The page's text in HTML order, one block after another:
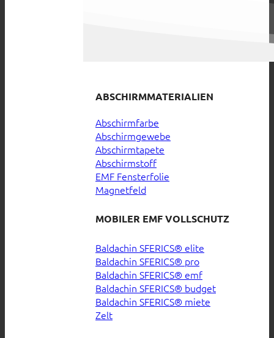
ABSCHIRMMATERIALIEN
Abschirmfarbe
Abschirmgewebe
Abschirmtapete
Abschirmstoff
EMF Fensterfolie
Magnetfeld
MOBILER EMF VOLLSCHUTZ
Baldachin SFERICS® elite
Baldachin SFERICS® pro
Baldachin SFERICS® emf
Baldachin SFERICS® budget
Baldachin SFERICS® miete
Zelt